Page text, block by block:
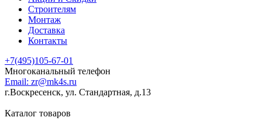
Строителям
Монтаж
Доставка
Контакты
+7(495)105-67-01
Многоканальный телефон
Email: zr@mk4s.ru
г.Воскресенск, ул. Стандартная, д.13
Каталог товаров